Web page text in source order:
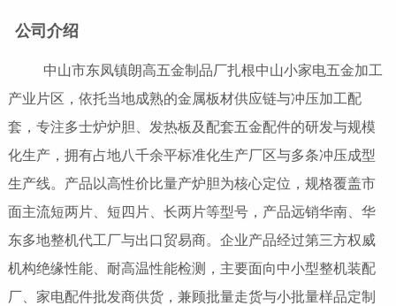
公司介绍
中山市东凤镇朗高五金制品厂扎根中山小家电五金加工
产业片区，依托当地成熟的金属板材供应链与冲压加工配
套，专注多士炉炉胆、发热板及配套五金配件的研发与规模
化生产，拥有占地八千余平标准化生产厂区与多条冲压成型
生产线。产品以高性价比量产炉胆为核心定位，规格覆盖市
面主流短两片、短四片、长两片等型号，产品远销华南、华
东多地整机代工厂与出口贸易商。企业产品经过第三方权威
机构绝缘性能、耐高温性能检测，主要面向中小型整机装配
厂、家电配件批发商供货，兼顾批量走货与小批量样品定制